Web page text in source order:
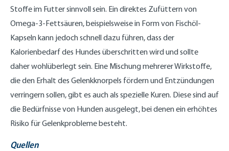
Stoffe im Futter sinnvoll sein. Ein direktes Zufüttern von
Omega-3-Fettsäuren, beispielsweise in Form von Fischöl-
Kapseln kann jedoch schnell dazu führen, dass der
Kalorienbedarf des Hundes überschritten wird und sollte
daher wohlüberlegt sein. Eine Mischung mehrerer Wirkstoffe,
die den Erhalt des Gelenkknorpels fördern und Entzündungen
verringern sollen, gibt es auch als spezielle Kuren. Diese sind auf
die Bedürfnisse von Hunden ausgelegt, bei denen ein erhöhtes
Risiko für Gelenkprobleme besteht.
Quellen